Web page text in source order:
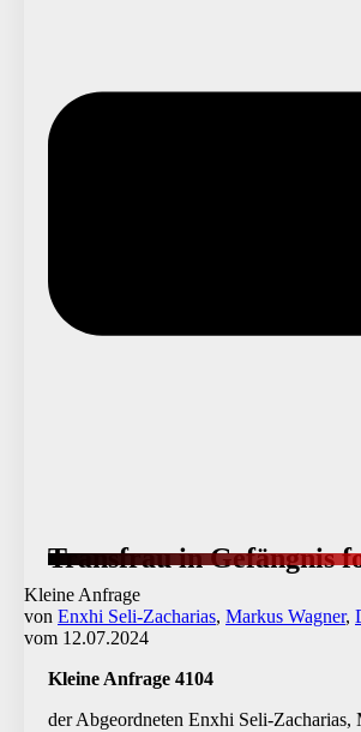
Transfrau in Gefängnis
Kleine Anfrage
von Enxhi Seli-Zacharias, Markus Wagner,
vom 12.07.2024
Kleine Anfrage 4104
der Abgeordneten Enxhi Seli-